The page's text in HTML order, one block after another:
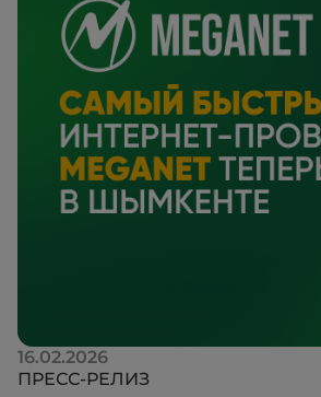
16.02.2026
ПРЕСС-РЕЛИЗ